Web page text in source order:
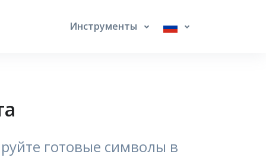
Инструменты
готовые символы в